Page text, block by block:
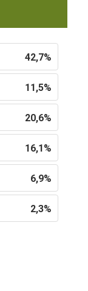
42,7%
11,5%
20,6%
16,1%
6,9%
2,3%